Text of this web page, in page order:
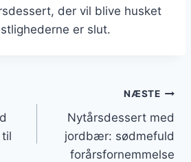
der vil blive husket
er slut.
NÆSTE
Nytårsdessert med
jordbær: sødmefuld
forårsfornemmelse